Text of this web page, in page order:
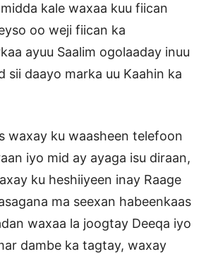
kale waxaa kuu fiican
oo weji fiican ka
ayuu Saalim ogolaaday inuu
sii daayo marka uu Kaahin ka
waxay ku waasheen telefoon
iyo mid ay ayaga isu diraan,
ku heshiiyeen inay Raage
ma seexan habeenkaas
waxaa la joogtay Deeqa iyo
dambe ka tagtay, waxay